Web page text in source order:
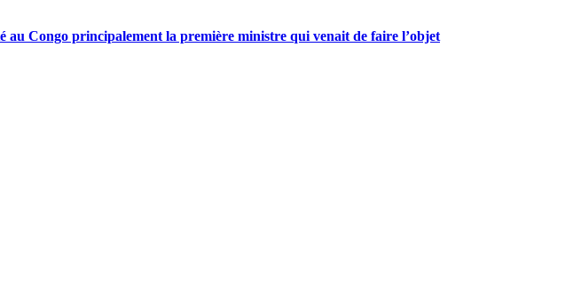
au Congo principalement la première ministre qui venait de faire l’objet